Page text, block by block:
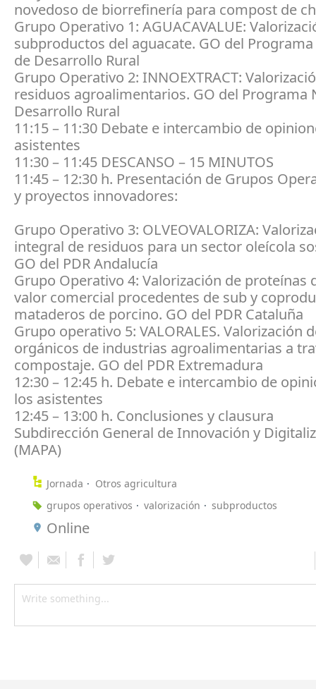
novedoso de biorrefinería para compost de
Grupo Operativo 1: AGUACAVALUE:
subproductos del aguacate. GO del
de Desarrollo Rural
Grupo Operativo 2: INNOEXTRACT:
residuos agroalimentarios. GO del Programa
Desarrollo Rural
11:15 – 11:30 Debate e intercambio de
asistentes
11:30 – 11:45 DESCANSO – 15 MINUTOS
11:45 – 12:30 h. Presentación de Grupos
y proyectos innovadores:
Grupo Operativo 3: OLVEOVALORIZA:
integral de residuos para un sector oleícola
GO del PDR Andalucía
Grupo Operativo 4: Valorización de proteínas
valor comercial procedentes de sub y
mataderos de porcino. GO del PDR Cataluña
Grupo operativo 5: VALORALES. Valorización
orgánicos de industrias agroalimentarias a
compostaje. GO del PDR Extremadura
12:30 – 12:45 h. Debate e intercambio de
los asistentes
12:45 – 13:00 h. Conclusiones y clausura
Subdirección General de Innovación y
(MAPA)
Jornada
Otros agricultura
grupos operativos
valorización subproductos
Online